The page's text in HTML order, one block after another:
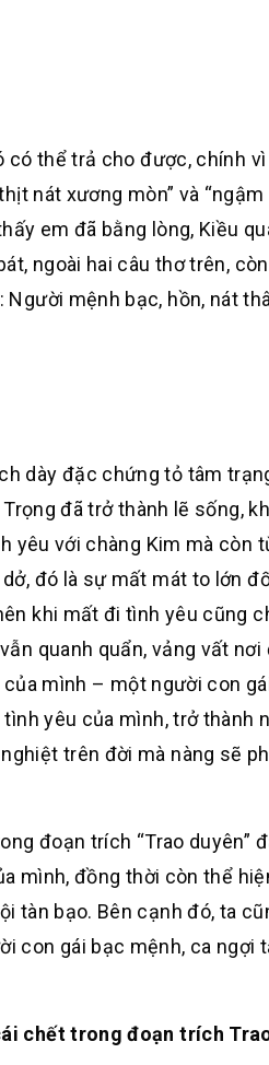
thể trả cho được, chính
nát xương mòn” và
em đã bằng lòng, Kiều
ngoài hai câu thơ trên,
mệnh bạc, hồn, nát
dày đặc chứng tỏ tâm
đã trở thành lẽ sống,
yêu với chàng Kim mà còn
đó là sự mất mát to lớn
khi mất đi tình yêu cũng
quanh quẩn, vảng vất nơi
mình – một người con
yêu của mình, trở thành
trên đời mà nàng sẽ
đoạn trích “Trao duyên”
mình, đồng thời còn thể
tàn bạo. Bên cạnh đó, ta
con gái bạc mệnh, ca ngợi
chết trong đoạn trích